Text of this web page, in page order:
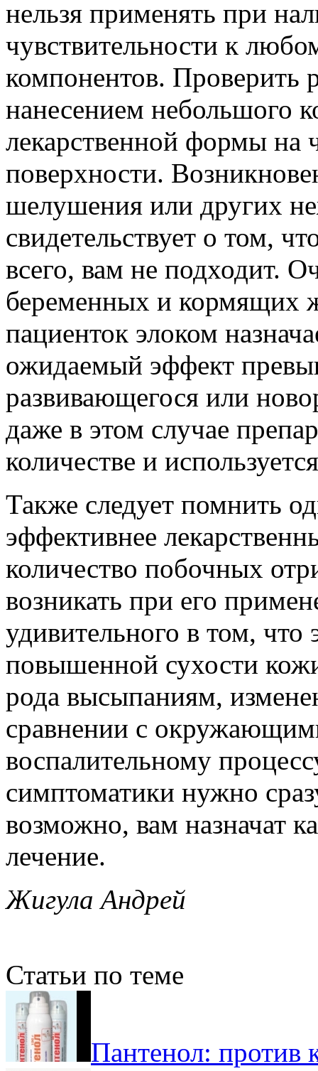
нельзя применять при
чувствительности к
компонентов.
нанесением небольшого
лекарственной формы на
поверхности.
шелушения или других
свидетельствует о том,
всего, вам не подходит.
беременных и кормящих
пациенток элоком
ожидаемый эффект
развивающегося или
даже в этом случае
количестве и
Также следует помнить
эффективнее
количество побочных
возникать при его
удивительного в том, что
повышенной сухости
рода высыпаниям,
сравнении с
воспалительному
симптоматики нужно
возможно, вам назначат
лечение.
Жигула Андрей
Статьи по теме
Пантенол: против